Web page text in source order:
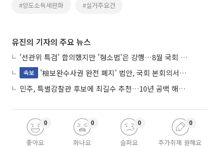
#양도소득세완화 #실거주요건
유진의 기자의 주요 뉴스
'선관위 특검' 합의했지만 '형소법'은 강행…8월 국회 '입법 2차전' 예고
속보
'檢보완수사권 완전 폐지' 법안, 국회 본회의서 민주당 주도 통과
민주, 특별감찰관 후보에 최길수 추천…10년 공백 해소 속도
좋아요
0
화나요
0
슬퍼요
0
추가취재 원해요
0